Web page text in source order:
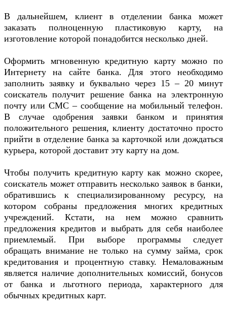
В дальнейшем, клиент в отделении банка может
заказать полноценную пластиковую карту, на
изготовление которой понадобится несколько дней.
Оформить мгновенную кредитную карту можно по
Интернету на сайте банка. Для этого необходимо
заполнить заявку и буквально через 15 – 20 минут
соискатель получит решение банка на электронную
почту или СМС – сообщение на мобильный телефон.
В случае одобрения заявки банком и принятия
положительного решения, клиенту достаточно просто
прийти в отделение банка за карточкой или дождаться
курьера, которой доставит эту карту на дом.
Чтобы получить кредитную карту как можно скорее,
соискатель может отправить несколько заявок в банки,
обратившись к специализированному ресурсу, на
котором собраны предложения многих кредитных
учреждений. Кстати, на нем можно сравнить
предложения кредитов и выбрать для себя наиболее
приемлемый. При выборе программы следует
обращать внимание не только на сумму займа, срок
кредитования и процентную ставку. Немаловажным
является наличие дополнительных комиссий, бонусов
от банка и льготного периода, характерного для
обычных кредитных карт.